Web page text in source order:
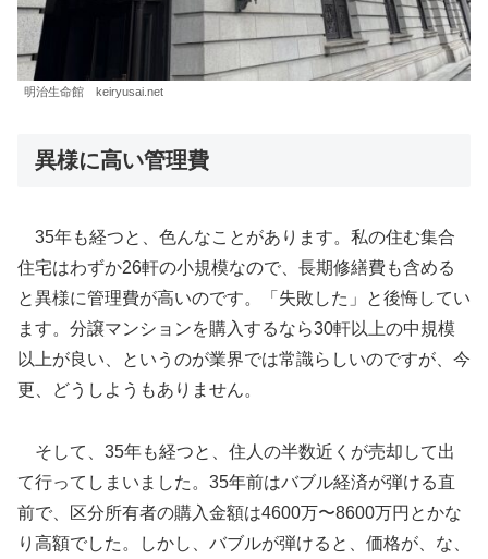
明治生命館 keiryusai.net
異様に高い管理費
35年も経つと、色んなことがあります。私の住む集合
住宅はわずか26軒の小規模なので、長期修繕費も含める
と異様に管理費が高いのです。「失敗した」と後悔してい
ます。分譲マンションを購入するなら30軒以上の中規模
以上が良い、というのが業界では常識らしいのですが、今
更、どうしようもありません。
そして、35年も経つと、住人の半数近くが売却して出
て行ってしまいました。35年前はバブル経済が弾ける直
前で、区分所有者の購入金額は4600万〜8600万円とかな
り高額でした。しかし、バブルが弾けると、価格が、な、